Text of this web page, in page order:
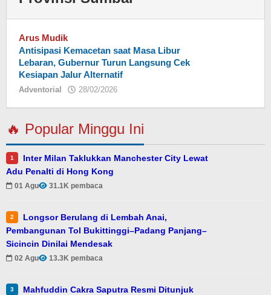
Arus Mudik
Antisipasi Kemacetan saat Masa Libur
Lebaran, Gubernur Turun Langsung Cek
Kesiapan Jalur Alternatif
Adventorial 28/02/2026
🔥 Popular Minggu Ini
1
Inter Milan Taklukkan Manchester City Lewat
Adu Penalti di Hong Kong
01 Agu 31.1K pembaca
2
Longsor Berulang di Lembah Anai,
Pembangunan Tol Bukittinggi–Padang Panjang–
Sicincin Dinilai Mendesak
02 Agu 13.3K pembaca
3
Mahfuddin Cakra Saputra Resmi Ditunjuk